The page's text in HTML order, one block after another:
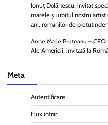
Ionuț Dolănescu, invitat
marele și iubitul nostru artist
ani, românilor de
Anne Marie Pruteanu –
Ale Americii, invitată la
Meta
Autentificare
Flux intrări